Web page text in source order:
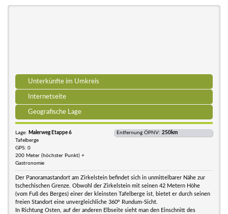
Unterkünfte im Umkreis
Internetseite
Geografische Lage
Lage: Malerweg Etappe 6
Tafelberge
GPS: 0
200 Meter (höchster Punkt) +
Gastronomie
Entfernung ÖPNV: 250km
Der Panoramastandort am Zirkelstein befindet sich in unmittelbarer Nähe zur
tschechischen Grenze. Obwohl der Zirkelstein mit seinen 42 Metern Höhe
(vom Fuß des Berges) einer der kleinsten Tafelberge ist, bietet er durch seinen
freien Standort eine unvergleichliche 360° Rundum-Sicht.
In Richtung Osten, auf der anderen Elbseite sieht man den Einschnitt des